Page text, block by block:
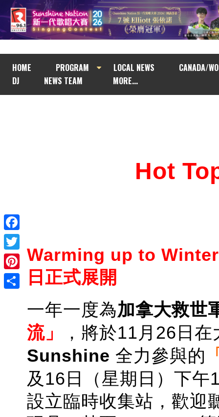
HOME PROGRAM LOCAL NEWS
CANADA/
DJ
NEWS TEAM MORE...
Facebook
Twitter
Pinterest
Hot
Warming up to
日正式展開
一年一度為加拿大救世
流」
，將於11月26日
Sunshine 全力參與的
及16日（星期日）下
設立臨時收集站，歡迎